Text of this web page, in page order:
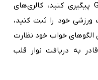
دوچرخه‌سواری را با استفاده از GPS پیگیری کنید، کالری‌های
ورزشی خود را ثبت کنید،
الگوهای خواب خود نظارت
به دریافت نوار قلب